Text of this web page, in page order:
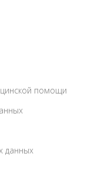
помощи
данных